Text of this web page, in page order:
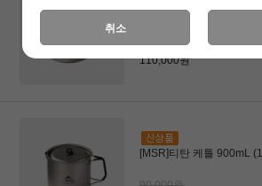
[MSR]MSR_티탄 케틀
110,000원
110,000원
[MSR]티탄 케틀 900mL
취소